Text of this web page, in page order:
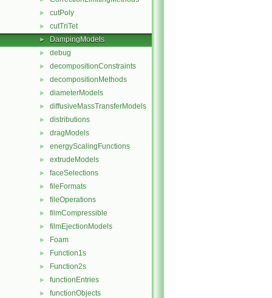
► cutPoly
► cutTriTet
► DampingModels
► debug
► decompositionConstraints
► decompositionMethods
► diameterModels
► diffusiveMassTransferModels
► distributions
► dragModels
► energyScalingFunctions
► extrudeModels
► faceSelections
► fileFormats
► fileOperations
► filmCompressible
► filmEjectionModels
► Foam
► Function1s
► Function2s
► functionEntries
► functionObjects